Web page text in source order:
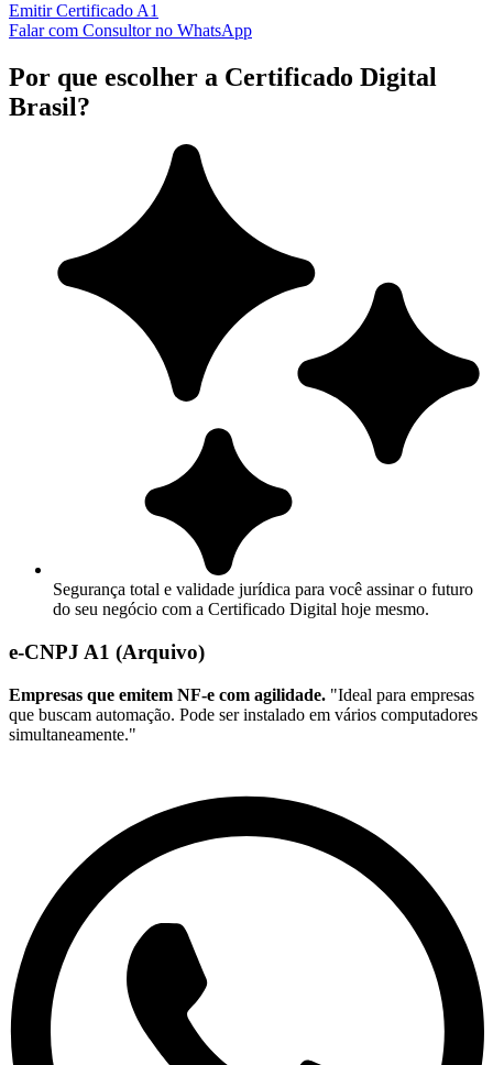
Emitir Certificado A1
Falar com Consultor no WhatsApp
Por que escolher a Certificado Digital
Brasil?
Segurança total e validade jurídica para você assinar o futuro
do seu negócio com a Certificado Digital hoje mesmo.
e-CNPJ A1 (Arquivo)
Empresas que emitem NF-e com agilidade. "Ideal para empresas
que buscam automação. Pode ser instalado em vários computadores
simultaneamente."